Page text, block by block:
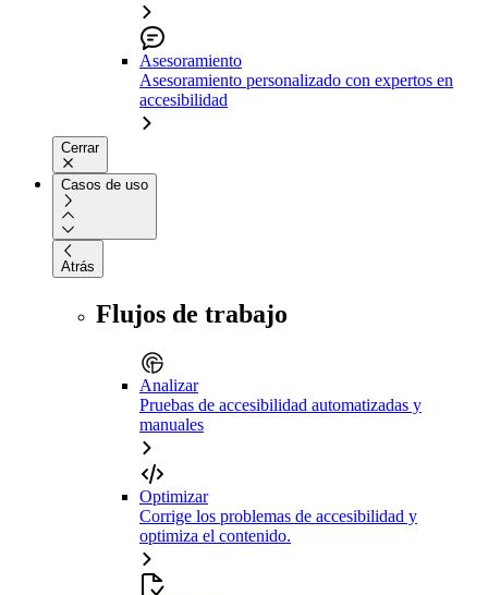
Asesoramiento
Asesoramiento personalizado con expertos en
accesibilidad
Cerrar
Casos de uso
Atrás
Flujos de trabajo
Analizar
Pruebas de accesibilidad automatizadas y
manuales
Optimizar
Corrige los problemas de accesibilidad y
optimiza el contenido.